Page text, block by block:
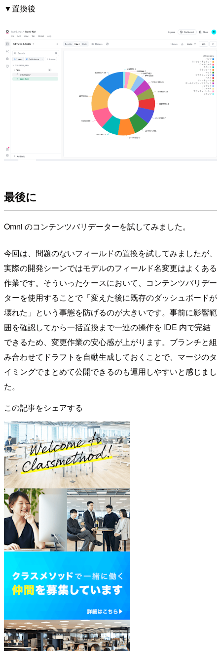
▼置換後
最後に
Omni のコンテンツバリデーターを試してみました。
今回は、問題のないフィールドの置換を試してみましたが、
実際の開発シーンではモデルのフィールド名変更はよくある
作業です。そういったケースにおいて、コンテンツバリデー
ターを使用することで「変えた後に既存のダッシュボードが
壊れた」という事態を防げるのが大きいです。事前に影響範
囲を確認してから一括置換まで一連の操作を IDE 内で完結
できるため、変更作業の安心感が上がります。ブランチと組
み合わせてドラフトを自動生成しておくことで、マージのタ
イミングでまとめて公開できるのも運用しやすいと感じまし
た。
この記事をシェアする